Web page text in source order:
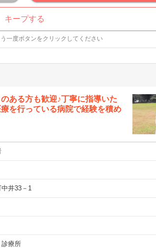
キープする
一度ボタンをクリックしてください
ある方も歓迎♪丁寧に指導いた
を行っている病院で経験を積め
井33－1
診療所